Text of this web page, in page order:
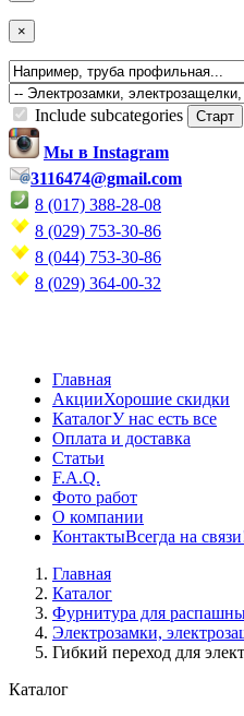
×
Include subcategories
Мы в Instagram
3116474@gmail.com
8 (017) 388-28-08
8 (029) 753-30-86
8 (044) 753-30-86
8 (029) 364-00-32
Главная
АкцииХорошие скидки
КаталогУ нас есть все
Оплата и доставка
Статьи
F.A.Q.
Фото работ
О компании
КонтактыВсегда на
Главная
Каталог
Фурнитура для
Электрозамки,
Гибкий переход для
Каталог